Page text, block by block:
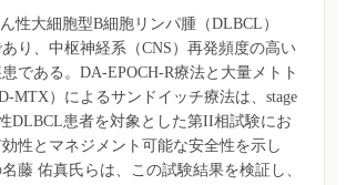
性大細胞型B細胞リンパ腫（DLBCL）
り、中枢神経系（CNS）再発頻度の高い
である。DA-EPOCH-R療法と大量メトト
MTX）によるサンドイッチ療法は、stage
DLBCL患者を対象とした第II相試験にお
性とマネジメント可能な安全性を示し
藤 佑真氏らは、この試験結果を検証し、